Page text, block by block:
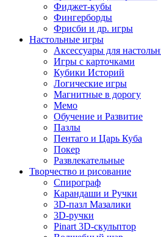
Фиджет-кубы
Фингерборды
Фрисби и др. игры
Настольные игры
Аксессуары для
Игры с карточками
Кубики Историй
Логические игры
Магнитные в дорогу
Мемо
Обучение и Развитие
Пазлы
Пентаго и Царь Куба
Покер
Развлекательные
Творчество и рисование
Спирограф
Карандаши и Ручки
3D-пазл Мазалики
3D-ручки
Pinart 3D-скульптор